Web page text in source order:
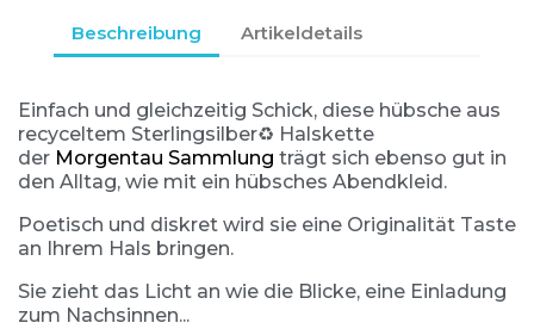
Beschreibung Artikeldetails
Einfach und gleichzeitig Schick, diese hübsche aus
recyceltem Sterlingsilber♻️ Halskette
der Morgentau Sammlung trägt sich ebenso gut in
den Alltag, wie mit ein hübsches Abendkleid.
Poetisch und diskret wird sie eine Originalität Taste
an Ihrem Hals bringen.
Sie zieht das Licht an wie die Blicke, eine Einladung
zum Nachsinnen...